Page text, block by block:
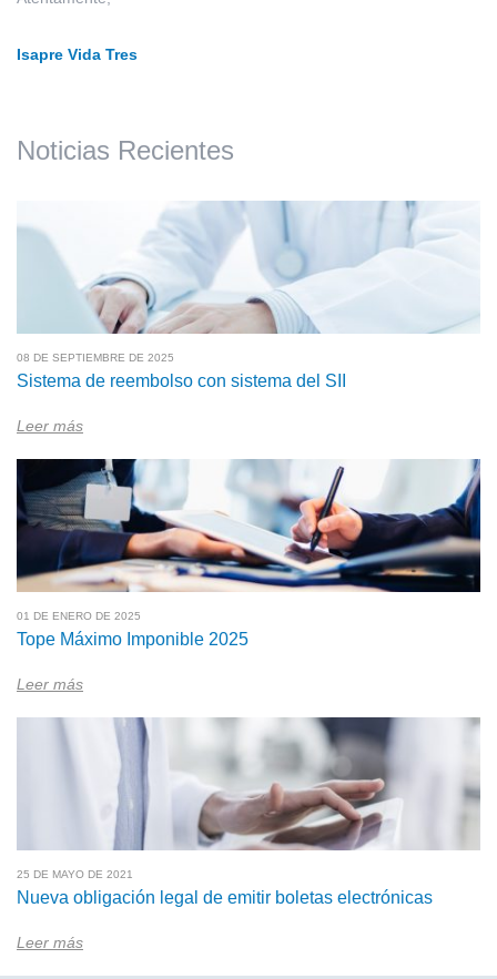
Isapre Vida Tres
Noticias Recientes
08 DE SEPTIEMBRE DE 2025
Sistema de reembolso con sistema del SII
Leer más
01 DE ENERO DE 2025
Tope Máximo Imponible 2025
Leer más
25 DE MAYO DE 2021
Nueva obligación legal de emitir boletas electrónicas
Leer más